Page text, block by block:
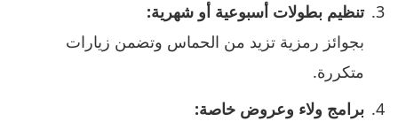
تنظيم بطولات أسبوعية أو شهرية:
بجوائز رمزية تزيد من الحماس وتضمن زيارات
متكررة.
برامج ولاء وعروض خاصة: